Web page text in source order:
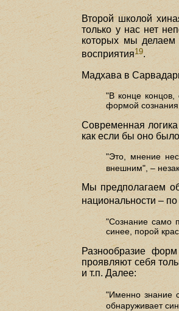
Второй школой
только у нас нет
которых мы делаем
восприятия19.
Мадхава в
"В конце концов,
формой
Современная
как если бы оно
"Это, мнение
внешним", –
Мы предполагаем
национальности –
"Сознание само
синее, порой
Разнообразие
проявляют себя
и т.п. Далее:
"Именно знание
обнаруживает